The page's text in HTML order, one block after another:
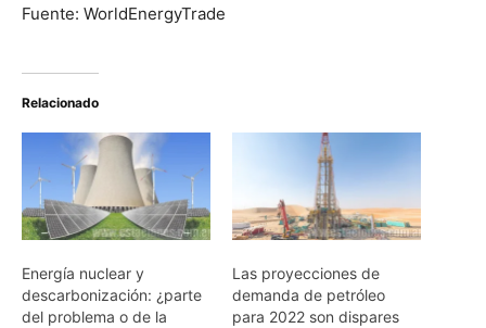
Fuente: WorldEnergyTrade
Relacionado
Energía nuclear y
descarbonización: ¿parte
del problema o de la
Las proyecciones de
demanda de petróleo
para 2022 son dispares